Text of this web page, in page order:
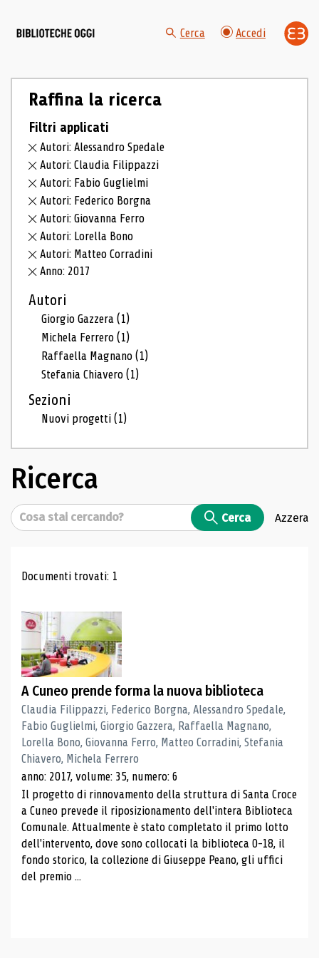
Cerca Accedi
Raffina la ricerca
Filtri applicati
Autori: Alessandro Spedale
Autori: Claudia Filippazzi
Autori: Fabio Guglielmi
Autori: Federico Borgna
Autori: Giovanna Ferro
Autori: Lorella Bono
Autori: Matteo Corradini
Anno: 2017
Autori
Giorgio Gazzera(1)
Michela Ferrero(1)
Raffaella Magnano(1)
Stefania Chiavero(1)
Sezioni
Nuovi progetti(1)
Ricerca
Cerca Cerca Azzera
Risultati di ricerca
Documenti trovati: 1
A Cuneo prende forma la nuova biblioteca
Claudia Filippazzi, Federico Borgna, Alessandro Spedale,
Fabio Guglielmi, Giorgio Gazzera, Raffaella Magnano,
Lorella Bono, Giovanna Ferro, Matteo Corradini, Stefania
Chiavero, Michela Ferrero
anno: 2017, volume: 35, numero: 6
Il progetto di rinnovamento della struttura di Santa Croce
a Cuneo prevede il riposizionamento dell'intera Biblioteca
Comunale. Attualmente è stato completato il primo lotto
dell'intervento, dove sono collocati la biblioteca 0-18, il
fondo storico, la collezione di Giuseppe Peano, gli uffici
del premio ...